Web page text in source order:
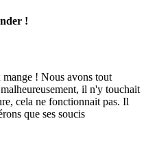
!
! Nous avons tout
il n'y touchait
cela ne fonctionnait pas. Il
que ses soucis